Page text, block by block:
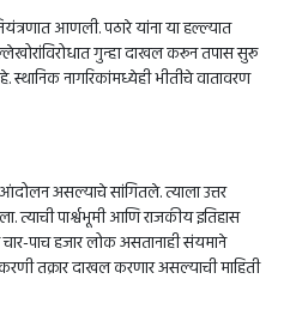
आणली. पठारे यांना या हल्ल्यात
गुन्हा दाखल करून तपास सुरू
नागरिकांमध्येही भीतीचे वातावरण
असल्याचे सांगितले. त्याला उत्तर
त्याची पार्श्वभूमी आणि राजकीय इतिहास
पाच हजार लोक असतानाही संयमाने
तक्रार दाखल करणार असल्याची माहिती